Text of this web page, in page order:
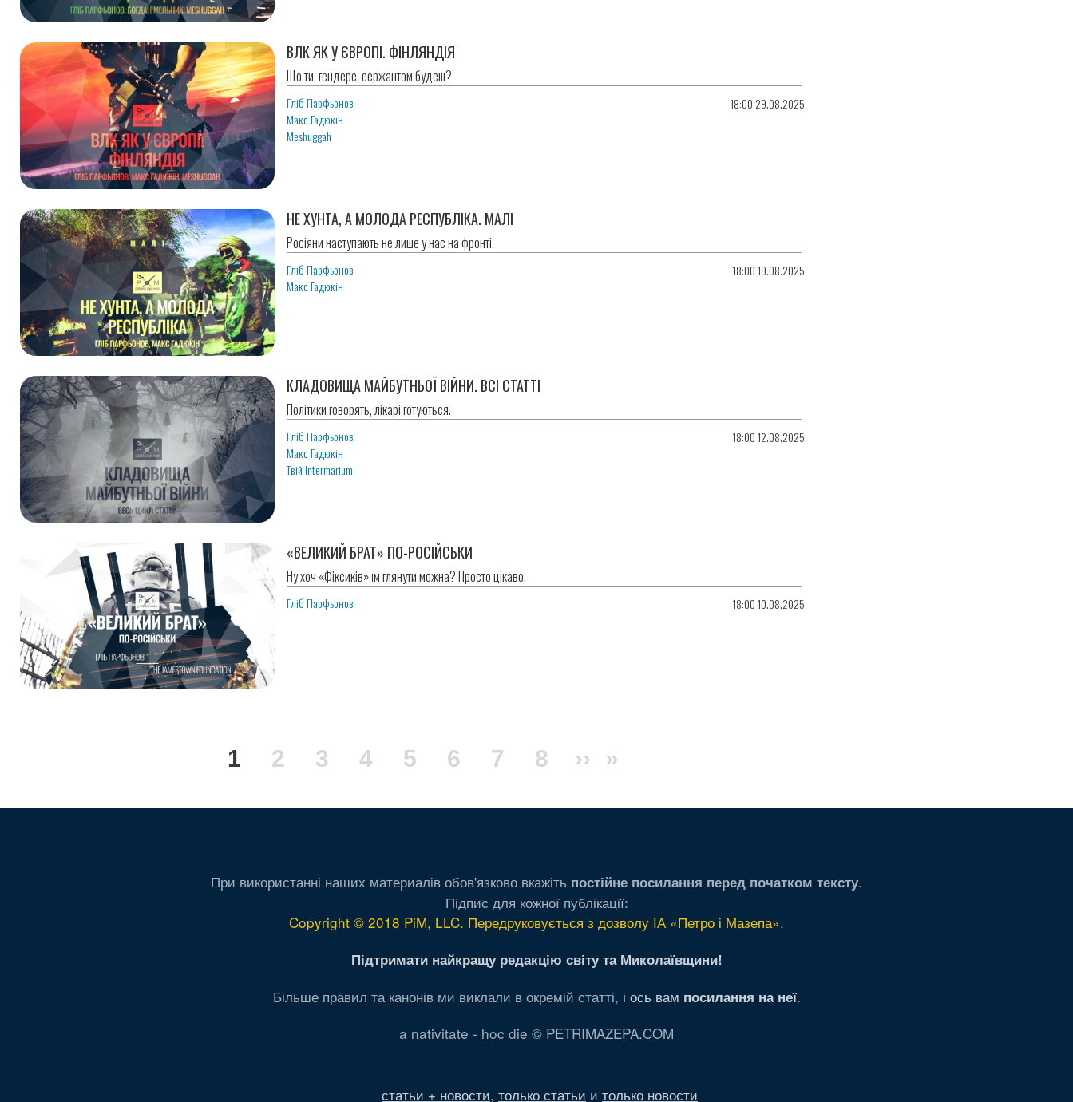
ВЛК ЯК У ЄВРОПІ. ФІНЛЯНДІЯ
Що ти, гендере, сержантом будеш?
Гліб Парфьонов
Макс Гадюкін
Meshuggah
18:00 29.08.2025
НЕ ХУНТА, А МОЛОДА РЕСПУБЛІКА. МАЛІ
Росіяни наступають не лише у нас на фронті.
Гліб Парфьонов
Макс Гадюкін
18:00 19.08.2025
КЛАДОВИЩА МАЙБУТНЬОЇ ВІЙНИ. ВСІ СТАТТІ
Політики говорять, лікарі готуються.
Гліб Парфьонов
Макс Гадюкін
Твій Intermarium
18:00 12.08.2025
«ВЕЛИКИЙ БРАТ» ПО-РОСІЙСЬКИ
Ну хоч «Фіксиків» їм глянути можна? Просто цікаво.
Гліб Парфьонов 18:00 10.08.2025
Поточна
1 Сторінка
2 Сторінка
3 Сторінка
4 Сторінка
5 Сторінка
6 Сторінка
7 Сторінка
8
Наступна
››
Остання
»
При використанні наших материалів обов'язково вкажіть постійне посилання перед початком тексту.
Підпис для кожної публікації:
Copyright © 2018 PiM, LLC. Передруковується з дозволу ІА «Петро і Мазепа».
Підтримати найкращу редакцію світу та Миколаївщини!
Більше правил та канонів ми виклали в окремій статті, і ось вам посилання на неї.
a nativitate - hoc die © PETRIMAZEPA.COM
статьи + новости, только статьи и только новости